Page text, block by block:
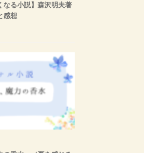
なる小説】森沢明夫著
感想